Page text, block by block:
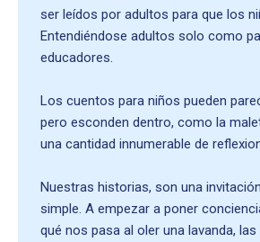
ser leídos por adultos para que los
Entendiéndose adultos solo como
educadores.
Los cuentos para niños pueden
pero esconden dentro, como la
una cantidad innumerable de
Nuestras historias, son una
simple. A empezar a poner
qué nos pasa al oler una lavanda,